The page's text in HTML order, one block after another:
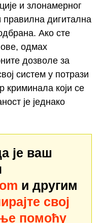
и злонамерног
правилна дигитална
Ако сте
одмах
дозволе за
систем у потрази
криминала који се
је једнако
је ваш
и другим
свој
помоћу